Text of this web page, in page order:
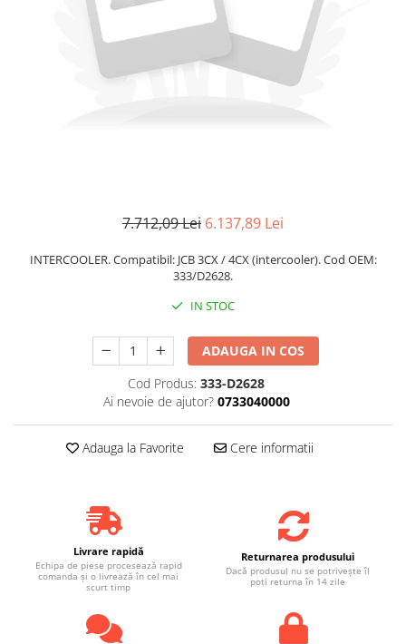
7.712,09 Lei 6.137,89 Lei
INTERCOOLER. Compatibil: JCB 3CX / 4CX (intercooler). Cod OEM:
333/D2628.
IN STOC
ADAUGA IN COS
Cod Produs: 333-D2628
Ai nevoie de ajutor? 0733040000
Adauga la Favorite Cere informatii
Livrare rapidă
Echipa de piese procesează rapid
comanda și o livrează în cel mai
scurt timp
Returnarea produsului
Dacă produsul nu se potrivește îl
poți returna în 14 zile